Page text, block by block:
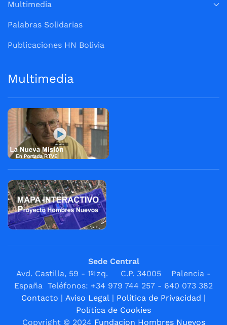
Multimedia
Palabras Solidarias
Publicaciones HN Bolivia
Multimedia
Sede Central
Avd. Castilla, 59 - 1ºIzq. C.P. 34005 Palencia -
España Teléfonos: +34 979 744 257 - 640 073 382
Contacto | Aviso Legal | Política de Privacidad |
Política de Cookies
Copyright © 2024 Fundacion Hombres Nuevos